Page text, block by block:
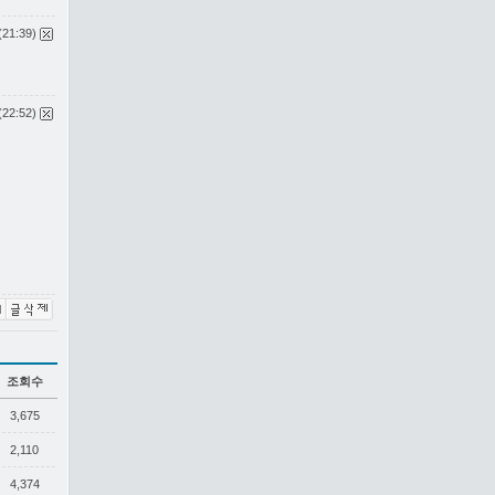
조회수
3,675
2,110
4,374